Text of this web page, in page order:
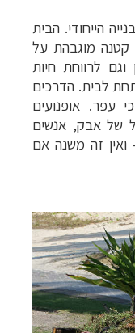
הייחודי. הבית
קטנה מוגבהת על
לרווחת חיות
לבית. הדרכים
עפר. אופנועים
של אבק, אנשים
ואין זה משנה אם